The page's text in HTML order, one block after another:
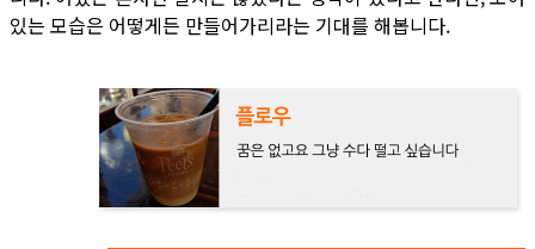
있는 모습은 어떻게든 만들어가리라는 기대를 해봅니다.